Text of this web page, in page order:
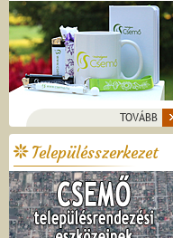
TOVÁBB
Településszerkezet